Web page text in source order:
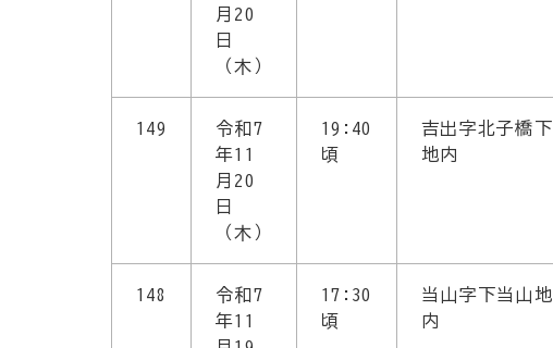
月20
日
（木）
149
令和7
年11
月20
日
（木）
19:40
頃
吉出字北子橋下
地内
148
令和7
年11
17:30
頃
当山字下当山地
内